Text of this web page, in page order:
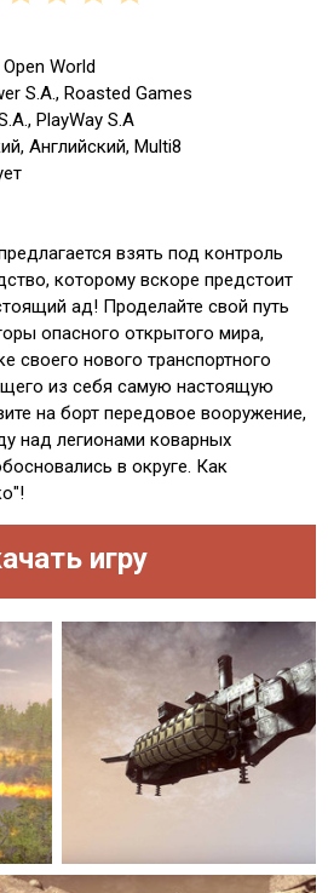
World
S.A., Roasted Games
PlayWay S.A
Английский, Multi8
взять под контроль
которому вскоре предстоит
ад! Проделайте свой путь
опасного открытого мира,
своего нового транспортного
из себя самую настоящую
на борт передовое вооружение,
над легионами коварных
в округе. Как
игру